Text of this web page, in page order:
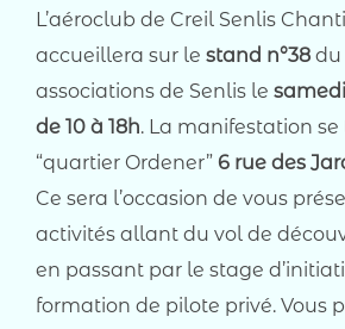
L’aéroclub de Creil Senlis
accueillera sur le stand n°38 du
associations de Senlis le samedi
de 10 à 18h. La manifestation
“quartier Ordener” 6 rue des
Ce sera l’occasion de vous
activités allant du vol de
en passant par le stage
formation de pilote privé. Vous